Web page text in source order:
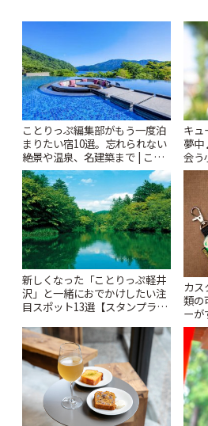
ことりっぷ編集部がもう一度泊
まりたい宿10選。忘れられない
絶景や温泉、名建築まで | こと
りっぷ
キュ
夢
会う
新しくなった「ことりっぷ軽井
沢」と一緒におでかけしたい注
目スポット13選【スタンプラリ
カ
類の
ーが
「
ぷ